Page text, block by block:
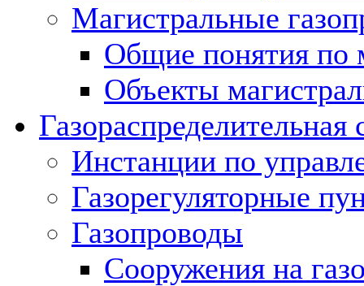
Магистральные
Общие понятия по
Объекты
Газораспределительная
Инстанции по
Газорегуляторные
Газопроводы
Сооружения на